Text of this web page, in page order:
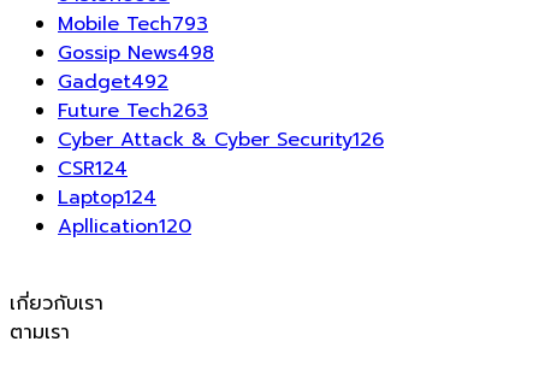
Mobile Tech793
Gossip News498
Gadget492
Future Tech263
Cyber Attack & Cyber Security126
CSR124
Laptop124
Apllication120
เกี่ยวกับเรา
ตามเรา